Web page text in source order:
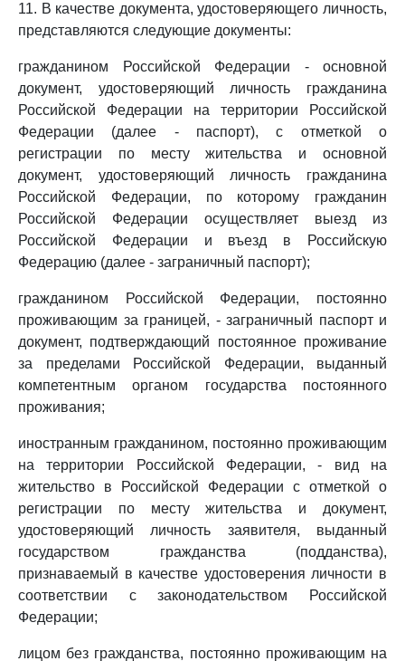
11. В качестве документа, удостоверяющего личность,
представляются следующие документы:
гражданином Российской Федерации - основной
документ, удостоверяющий личность гражданина
Российской Федерации на территории Российской
Федерации (далее - паспорт), с отметкой о
регистрации по месту жительства и основной
документ, удостоверяющий личность гражданина
Российской Федерации, по которому гражданин
Российской Федерации осуществляет выезд из
Российской Федерации и въезд в Российскую
Федерацию (далее - заграничный паспорт);
гражданином Российской Федерации, постоянно
проживающим за границей, - заграничный паспорт и
документ, подтверждающий постоянное проживание
за пределами Российской Федерации, выданный
компетентным органом государства постоянного
проживания;
иностранным гражданином, постоянно проживающим
на территории Российской Федерации, - вид на
жительство в Российской Федерации с отметкой о
регистрации по месту жительства и документ,
удостоверяющий личность заявителя, выданный
государством гражданства (подданства),
признаваемый в качестве удостоверения личности в
соответствии с законодательством Российской
Федерации;
лицом без гражданства, постоянно проживающим на